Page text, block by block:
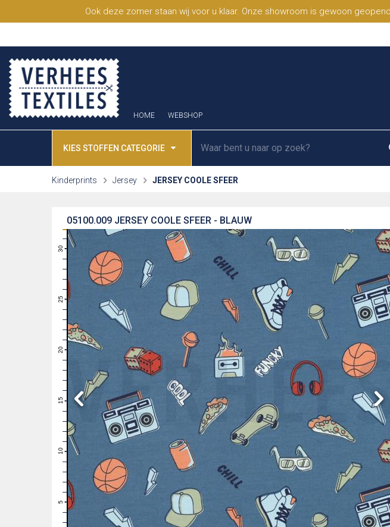
Ook deze zomer staan wij voor u klaar. Onze showroom is gewoon
HOME WEBSHOP
KIES STOFFEN CATEGORIE
Kinderprints Jersey JERSEY COOLE SFEER
JERSEY COOLE SFEER - BLAUW
05100.009
4
5
10
11
12
13
14
15
16
17
18
19
20
21
22
23
24
25
26
27
28
29
30
31